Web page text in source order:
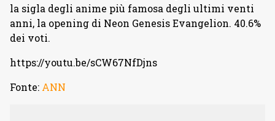
la sigla degli anime più famosa degli ultimi venti
anni, la opening di Neon Genesis Evangelion. 40.6%
dei voti.
https://youtu.be/sCW67NfDjns
Fonte: ANN